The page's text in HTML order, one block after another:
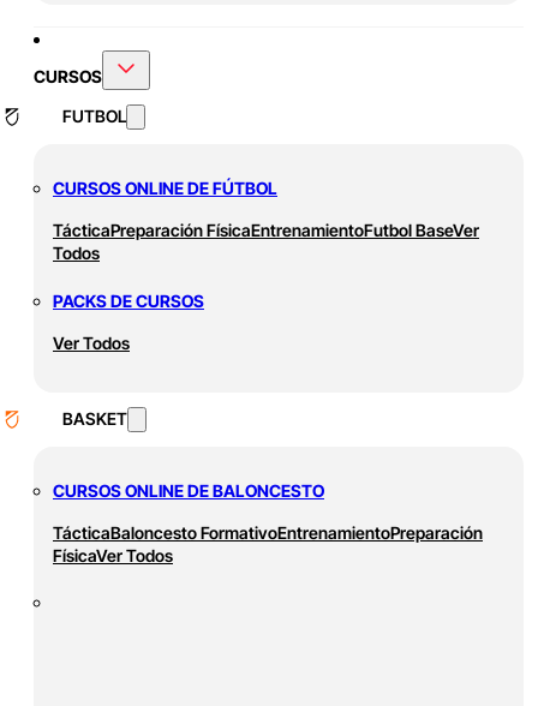
CURSOS
FUTBOL
CURSOS ONLINE DE FÚTBOL
TácticaPreparación FísicaEntrenamientoFutbol BaseVer
Todos
PACKS DE CURSOS
Ver Todos
BASKET
CURSOS ONLINE DE BALONCESTO
TácticaBaloncesto FormativoEntrenamientoPreparación
FísicaVer Todos